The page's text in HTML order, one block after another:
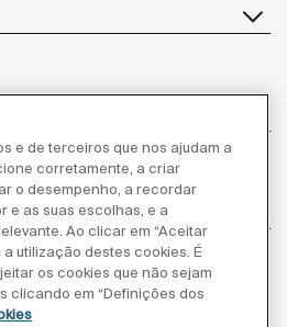
nos
e de terceiros que nos ajudam a
corretamente, a criar
o desempenho, a recordar
e as suas escolhas, e a
Ao clicar em “Aceitar
utilização destes cookies. É
os cookies que não sejam
clicando em “Definições dos